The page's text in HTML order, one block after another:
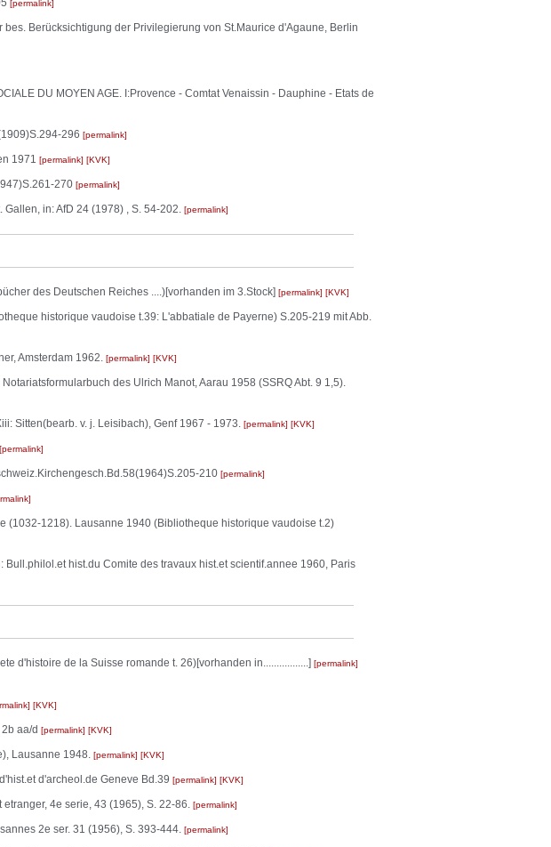
permalink
Berücksichtigung der Privilegierung von St.Maurice d'Agaune, Berlin
DU MOYEN AGE. I:Provence - Comtat Venaissin - Dauphine - Etats de
296 permalink
1971 permalink KVK
270 permalink
in: AfD 24 (1978) , S. 54-202. permalink
des Deutschen Reiches ....)[vorhanden im 3.Stock] permalink KVK
historique vaudoise t.39: L'abbatiale de Payerne) S.205-219 mit Abb.
Amsterdam 1962. permalink KVK
des Ulrich Manot, Aarau 1958 (SSRQ Abt. 9 1,5).
Sitten(bearb. v. j. Leisibach), Genf 1967 - 1973. permalink KVK
permalink
210 permalink
(1032-1218). Lausanne 1940 (Bibliotheque historique vaudoise t.2)
hist.du Comite des travaux hist.et scientif.annee 1960, Paris
d'histoire de la Suisse romande t. 26)[vorhanden in.................]
permalink
KVK
aa/d permalink KVK
Lausanne 1948. permalink KVK
d'archeol.de Geneve Bd.39 permalink KVK
4e serie, 43 (1965), S. 22-86. permalink
2e ser. 31 (1956), S. 393-444. permalink